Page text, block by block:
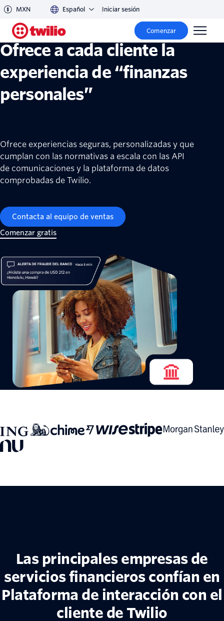
MXN Español Iniciar sesión
Comenzar
Soluciones de servicios financieros de Twilio
Ofrece a cada cliente la
experiencia de “finanzas
personales”
Ofrece experiencias seguras, personalizadas y que
cumplan con las normativas a escala con las API
de comunicaciones y la plataforma de datos
comprobadas de Twilio.
Contacta al equipo de ventas
Comenzar gratis
Las principales empresas de
servicios financieros confían en
Plataforma de interacción con el
cliente de Twilio